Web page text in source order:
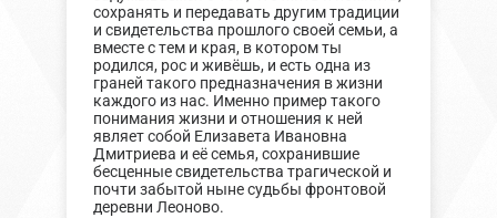
сохранять и передавать другим традиции
и свидетельства прошлого своей семьи, а
вместе с тем и края, в котором ты
родился, рос и живёшь, и есть одна из
граней такого предназначения в жизни
каждого из нас. Именно пример такого
понимания жизни и отношения к ней
являет собой Елизавета Ивановна
Дмитриева и её семья, сохранившие
бесценные свидетельства трагической и
почти забытой ныне судьбы фронтовой
деревни Леоново.